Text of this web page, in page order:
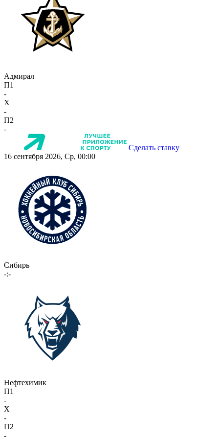
Адмирал
П1
-
X
-
П2
-
Сделать ставку
16 сентября 2026, Ср, 00:00
Сибирь
-:-
Нефтехимик
П1
-
X
-
П2
-